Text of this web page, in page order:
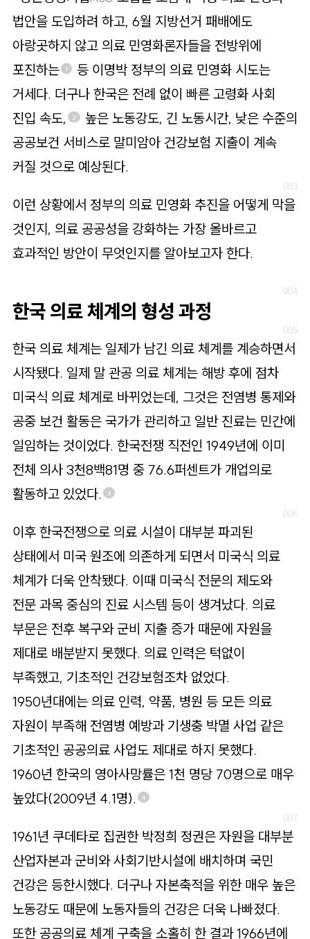
법안을 도입하려 하고, 6월 지방선거 패배에도
아랑곳하지 않고 의료 민영화론자들을 전방위에
포진하는
1
등 이명박 정부의 의료 민영화 시도는
거세다. 더구나 한국은 전례 없이 빠른 고령화 사회
진입 속도,
2
높은 노동강도, 긴 노동시간, 낮은 수준의
공공보건 서비스로 말미암아 건강보험 지출이 계속
커질 것으로 예상된다.
이런 상황에서 정부의 의료 민영화 추진을 어떻게 막을
것인지, 의료 공공성을 강화하는 가장 올바르고
효과적인 방안이 무엇인지를 알아보고자 한다.
한국 의료 체계의 형성 과정
한국 의료 체계는 일제가 남긴 의료 체계를 계승하면서
시작됐다. 일제 말 관공 의료 체계는 해방 후에 점차
미국식 의료 체계로 바뀌었는데, 그것은 전염병 통제와
공중 보건 활동은 국가가 관리하고 일반 진료는 민간에
일임하는 것이었다. 한국전쟁 직전인 1949년에 이미
전체 의사 3천8백81명 중 76.6퍼센트가 개업의로
활동하고 있었다.
3
이후 한국전쟁으로 의료 시설이 대부분 파괴된
상태에서 미국 원조에 의존하게 되면서 미국식 의료
체계가 더욱 안착됐다. 이때 미국식 전문의 제도와
전문 과목 중심의 진료 시스템 등이 생겨났다. 의료
부문은 전후 복구와 군비 지출 증가 때문에 자원을
제대로 배분받지 못했다. 의료 인력은 턱없이
부족했고, 기초적인 건강보험조차 없었다.
1950년대에는 의료 인력, 약품, 병원 등 모든 의료
자원이 부족해 전염병 예방과 기생충 박멸 사업 같은
기초적인 공공의료 사업도 제대로 하지 못했다.
1960년 한국의 영아사망률은 1천 명당 70명으로 매우
높았다(2009년 4.1명).
4
1961년 쿠데타로 집권한 박정희 정권은 자원을 대부분
산업자본과 군비와 사회기반시설에 배치하며 국민
건강은 등한시했다. 더구나 자본축적을 위한 매우 높은
노동강도 때문에 노동자들의 건강은 더욱 나빠졌다.
또한 공공의료 체계 구축을 소홀히 한 결과 1966년에